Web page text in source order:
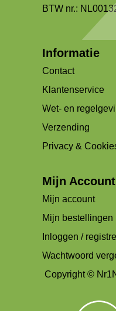
BTW nr.:
Informatie
Contact
Klantenservice
Wet- en
Verzending
Privacy &
Mijn Account
Mijn account
Mijn bestellingen
Inloggen /
Wachtwoord
Copyright ©